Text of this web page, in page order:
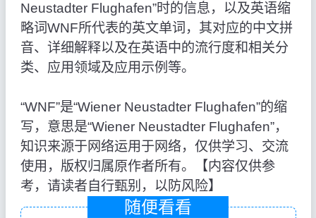
Neustadter Flughafen”时的信息，以及英语缩
略词WNF所代表的英文单词，其对应的中文拼
音、详细解释以及在英语中的流行度和相关分
类、应用领域及应用示例等。
“WNF”是“Wiener Neustadter Flughafen”的缩
写，意思是“Wiener Neustadter Flughafen”，
知识来源于网络运用于网络，仅供学习、交流
使用，版权归属原作者所有。【内容仅供参
考，请读者自行甄别，以防风险】
随便看看